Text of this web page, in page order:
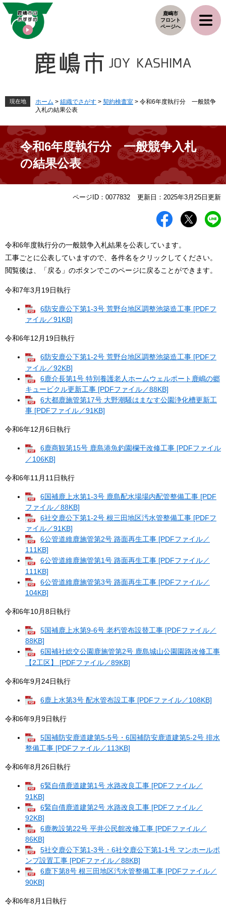
ペ
メ
鹿嶋市
フロント
ページへ
現在地 ホーム > 組織でさがす > 契約検査室 > 令和6年度執行分 一般競争
入札の結果公表
令和6年度執行分 一般競争入札
の結果公表
ページID：0077832 更新日：2025年3月25日更新
令和6年度執行分の一般競争入札結果を公表しています。
工事ごとに公表していますので、各件名をクリックしてください。
閲覧後は、「戻る」のボタンでこのページに戻ることができます。
令和7年3月19日執行
6防安鹿公下第1-3号 荒野台地区調整池築造工事 [PDFフ
ァイル／91KB]
令和6年12月19日執行
6防安鹿公下第1-2号 荒野台地区調整池築造工事 [PDFフ
ァイル／92KB]
6鹿介長第1号 特別養護老人ホームウェルポート鹿嶋の郷
キュービクル更新工事 [PDFファイル／88KB]
6大都鹿施管第17号 大野潮騒はまなす公園浄化槽更新工
事 [PDFファイル／91KB]
令和6年12月6日執行
6鹿商観第15号 鹿島港魚釣園欄干改修工事 [PDFファイル
／106KB]
令和6年11月11日執行
6国補鹿上水第1-3号 鹿島配水場場内配管整備工事 [PDF
ファイル／88KB]
6社交鹿公下第1-2号 根三田地区汚水管整備工事 [PDFフ
ァイル／91KB]
6公管道維鹿施管第2号 路面再生工事 [PDFファイル／
111KB]
6公管道維鹿施管第1号 路面再生工事 [PDFファイル／
111KB]
6公管道維鹿施管第3号 路面再生工事 [PDFファイル／
104KB]
令和6年10月8日執行
5国補鹿上水第9-6号 老朽管布設替工事 [PDFファイル／
88KB]
6国補社総交公園鹿施管第2号 鹿島城山公園園路改修工事
【2工区】 [PDFファイル／89KB]
令和6年9月24日執行
6鹿上水第3号 配水管布設工事 [PDFファイル／108KB]
令和6年9月9日執行
5国補防安鹿道建第5-5号・6国補防安鹿道建第5-2号 排水
整備工事 [PDFファイル／113KB]
令和6年8月26日執行
6緊自債鹿道建第1号 水路改良工事 [PDFファイル／
91KB]
6緊自債鹿道建第2号 水路改良工事 [PDFファイル／
92KB]
6鹿教設第22号 平井公民館改修工事 [PDFファイル／
86KB]
5社交鹿公下第1-3号・6社交鹿公下第1-1号 マンホールポ
ンプ設置工事 [PDFファイル／88KB]
6鹿下第8号 根三田地区汚水管整備工事 [PDFファイル／
90KB]
令和6年8月1日執行